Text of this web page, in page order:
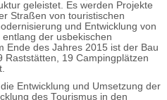
geleistet. Es werden Projekte
Straßen von touristischen
und Entwicklung von
der usbekischen
Ende des Jahres 2015 ist der Bau
19 Campingplätzen
Entwicklung und Umsetzung der
des Tourismus in den